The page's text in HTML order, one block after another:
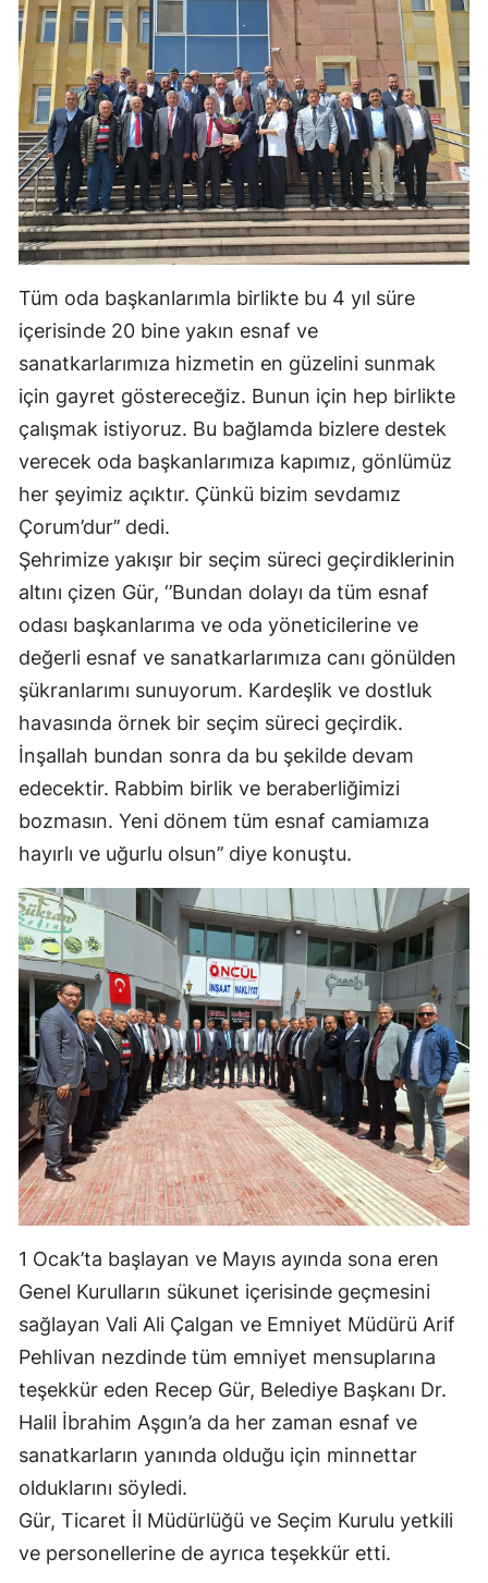
Samsun
Siirt
Sinop
Sivas
Tekirdağ
Tokat
Trabzon
Şanlıurfa
Uşak
Zonguldak
Aksaray
Bayburt
Kırıkkale
Batman
Bartın
Ardahan
Iğdır
Yalova
Karabük
Kilis
Osmaniye
Düzce
Tüm oda başkanlarımla birlikte bu 4 yıl süre
içerisinde 20 bine yakın esnaf ve
sanatkarlarımıza hizmetin en güzelini sunmak
için gayret göstereceğiz. Bunun için hep birlikte
çalışmak istiyoruz. Bu bağlamda bizlere destek
verecek oda başkanlarımıza kapımız, gönlümüz
her şeyimiz açıktır. Çünkü bizim sevdamız
Çorum’dur’’ dedi.
Şehrimize yakışır bir seçim süreci geçirdiklerinin
altını çizen Gür, ‘’Bundan dolayı da tüm esnaf
odası başkanlarıma ve oda yöneticilerine ve
değerli esnaf ve sanatkarlarımıza canı gönülden
şükranlarımı sunuyorum. Kardeşlik ve dostluk
havasında örnek bir seçim süreci geçirdik.
İnşallah bundan sonra da bu şekilde devam
edecektir. Rabbim birlik ve beraberliğimizi
bozmasın. Yeni dönem tüm esnaf camiamıza
hayırlı ve uğurlu olsun’’ diye konuştu.
1 Ocak’ta başlayan ve Mayıs ayında sona eren
Genel Kurulların sükunet içerisinde geçmesini
sağlayan Vali Ali Çalgan ve Emniyet Müdürü Arif
Pehlivan nezdinde tüm emniyet mensuplarına
teşekkür eden Recep Gür, Belediye Başkanı Dr.
Halil İbrahim Aşgın’a da her zaman esnaf ve
sanatkarların yanında olduğu için minnettar
olduklarını söyledi.
Gür, Ticaret İl Müdürlüğü ve Seçim Kurulu yetkili
ve personellerine de ayrıca teşekkür etti.